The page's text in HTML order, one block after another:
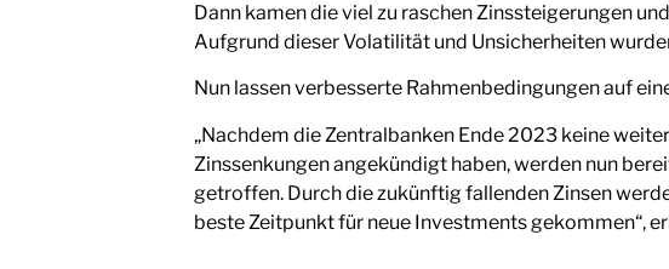
Dann kamen die viel zu raschen Zinssteigerungen
Aufgrund dieser Volatilität und Unsicherheiten
Nun lassen verbesserte Rahmenbedingungen auf
„Nachdem die Zentralbanken Ende 2023 keine
Zinssenkungen angekündigt haben, werden nun
getroffen. Durch die zukünftig fallenden Zinsen
beste Zeitpunkt für neue Investments gekommen“,